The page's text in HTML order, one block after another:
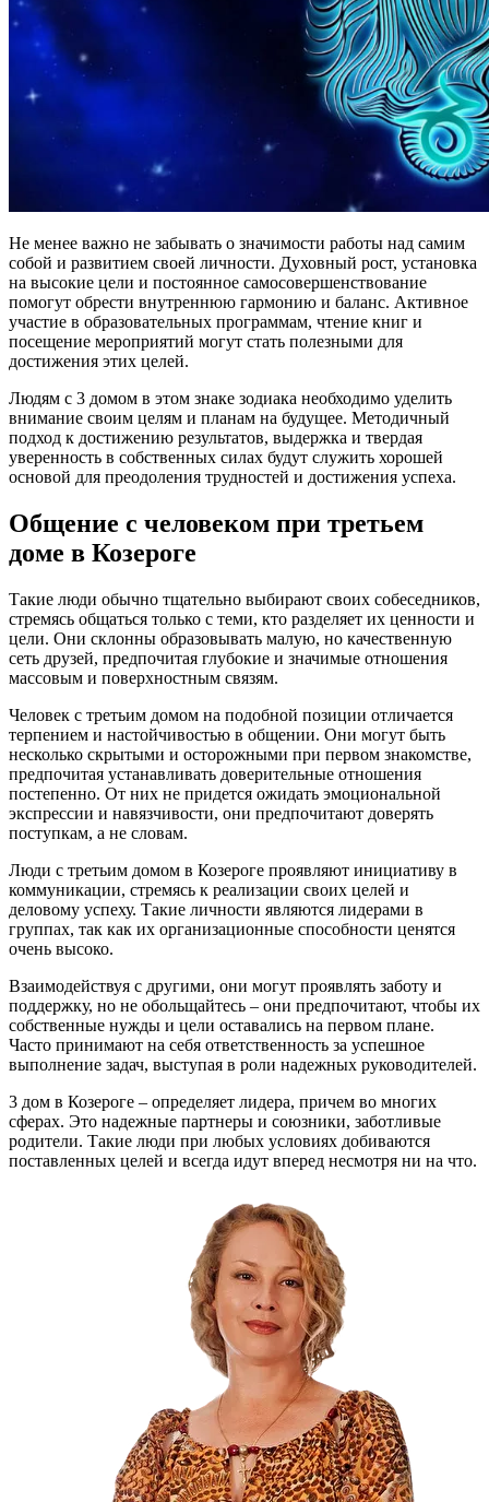
Не менее важно не забывать о значимости работы над самим
собой и развитием своей личности. Духовный рост, установка
на высокие цели и постоянное самосовершенствование
помогут обрести внутреннюю гармонию и баланс. Активное
участие в образовательных программам, чтение книг и
посещение мероприятий могут стать полезными для
достижения этих целей.
Людям с 3 домом в этом знаке зодиака необходимо уделить
внимание своим целям и планам на будущее. Методичный
подход к достижению результатов, выдержка и твердая
уверенность в собственных силах будут служить хорошей
основой для преодоления трудностей и достижения успеха.
Общение с человеком при третьем
доме в Козероге
Такие люди обычно тщательно выбирают своих собеседников,
стремясь общаться только с теми, кто разделяет их ценности и
цели. Они склонны образовывать малую, но качественную
сеть друзей, предпочитая глубокие и значимые отношения
массовым и поверхностным связям.
Человек с третьим домом на подобной позиции отличается
терпением и настойчивостью в общении. Они могут быть
несколько скрытыми и осторожными при первом знакомстве,
предпочитая устанавливать доверительные отношения
постепенно. От них не придется ожидать эмоциональной
экспрессии и навязчивости, они предпочитают доверять
поступкам, а не словам.
Люди с третьим домом в Козероге проявляют инициативу в
коммуникации, стремясь к реализации своих целей и
деловому успеху. Такие личности являются лидерами в
группах, так как их организационные способности ценятся
очень высоко.
Взаимодействуя с другими, они могут проявлять заботу и
поддержку, но не обольщайтесь – они предпочитают, чтобы их
собственные нужды и цели оставались на первом плане.
Часто принимают на себя ответственность за успешное
выполнение задач, выступая в роли надежных руководителей.
3 дом в Козероге – определяет лидера, причем во многих
сферах. Это надежные партнеры и союзники, заботливые
родители. Такие люди при любых условиях добиваются
поставленных целей и всегда идут вперед несмотря ни на что.